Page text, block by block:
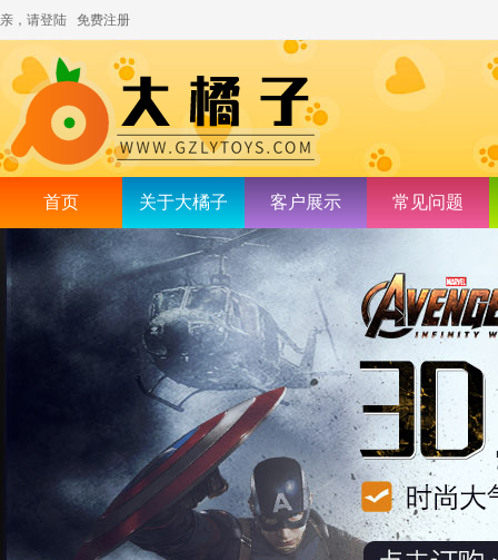
亲，请登陆 免费注册
首页 关于大橘子 客户展示 常见问题